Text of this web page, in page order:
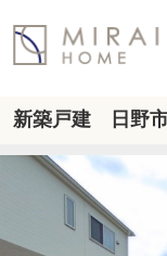
新築戸建 日野